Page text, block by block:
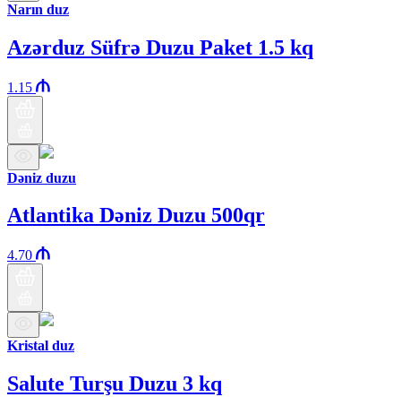
Narın duz
Azərduz Süfrə Duzu Paket 1.5 kq
1.15
Dəniz duzu
Atlantika Dəniz Duzu 500qr
4.70
Kristal duz
Salute Turşu Duzu 3 kq